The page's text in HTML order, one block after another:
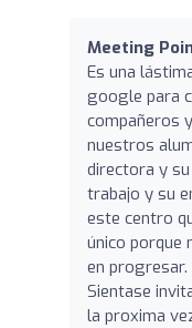
Meeting
Es una
google para
compañeros
nuestros
directora y
trabajo y su
este centro
único porque
en progresar.
Sientase
la proxima